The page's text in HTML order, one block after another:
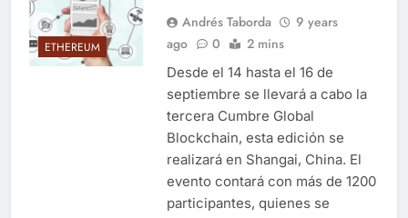
ETHEREUM
Andrés Taborda
9 years
ago
0 2 mins
Desde el 14 hasta el 16 de
septiembre se llevará a cabo la
tercera Cumbre Global
Blockchain, esta edición se
realizará en Shangai, China. El
evento contará con más de 1200
participantes, quienes se